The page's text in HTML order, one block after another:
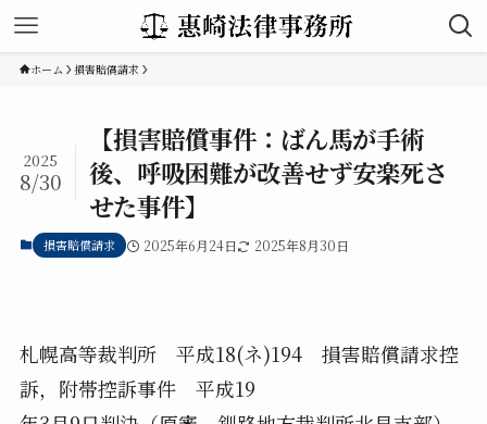
ホーム 損害賠償請求
【損害賠償事件：ばん馬が手術
後、呼吸困難が改善せず安楽死さ
せた事件】
2025
8/30
損害賠償請求 2025年6月24日 2025年8月30日
札幌高等裁判所 平成18(ネ)194 損害賠償請求控
訴，附帯控訴事件 平成19